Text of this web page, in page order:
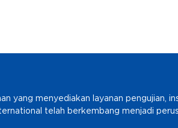
yang menyediakan layanan pengujian,
telah berkembang menjadi